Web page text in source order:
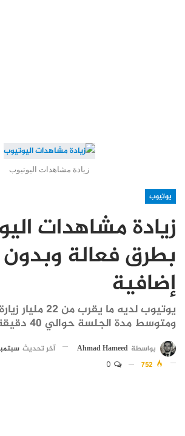
زيادة مشاهدات اليوتيوب
يوتيوب
زيادة مشاهدات
بطرق فعالة
إضافية
يوتيوب لديه ما يقرب
ومتوسط ​​مدة الجلسة حوالي 40 دقيقة.
بواسطة Ahmad Hameed آخر تحديث سبتمبر 10,